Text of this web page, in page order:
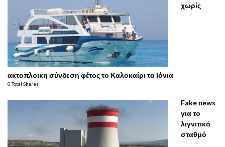
χωρίς
ακτοπλοικη σύνδεση φέτος το Καλοκαίρι τα Ιόνια
0 Total Shares
Fake news
για το
λιγνιτικό
σταθμό